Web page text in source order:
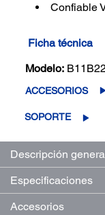
Confiable
Ficha técnica
Modelo:
ACCESORIOS
SOPORTE
Descripción
Especificaciones
Accesorios